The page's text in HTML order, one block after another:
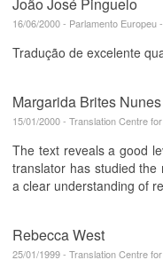
16/06/2000 - Parlamento Europeu
Tradução de excelente
Margarida Brites Nunes
15/01/2000 - Translation Centre
The text reveals a good
translator has studied
a clear understanding of
Rebecca West
25/01/1999 - Translation Centre